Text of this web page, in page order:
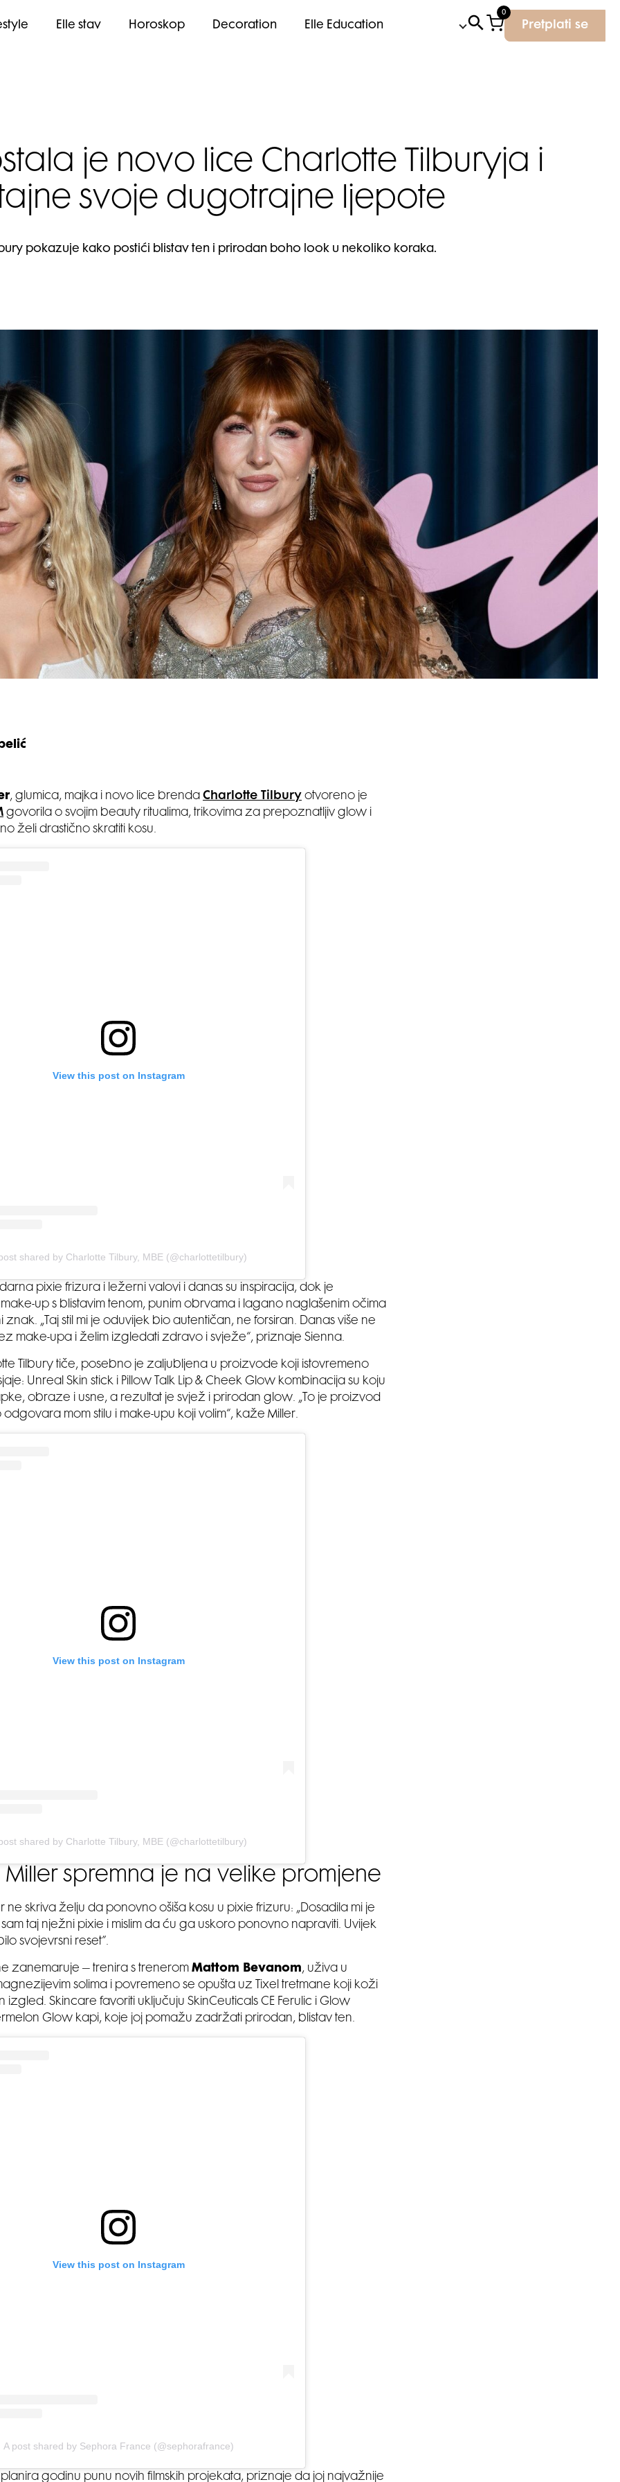
Elle stav Horoskop Decoration Elle Education
0
Pretplati se
je novo lice Charlotte Tilburyja i
svoje dugotrajne ljepote
pokazuje kako postići blistav ten i prirodan boho look u nekoliko koraka.
, glumica, majka i novo lice brenda Charlotte Tilbury otvoreno je
govorila o svojim beauty ritualima, trikovima za prepoznatljiv glow i
želi drastično skratiti kosu.
View this post on Instagram
shared by Charlotte Tilbury, MBE (@charlottetilbury)
pixie frizura i ležerni valovi i danas su inspiracija, dok je
make-up s blistavim tenom, punim obrvama i lagano naglašenim očima
znak. „Taj stil mi je oduvijek bio autentičan, ne forsiran. Danas više ne
make-upa i želim izgledati zdravo i svježe“, priznaje Sienna.
Tilbury tiče, posebno je zaljubljena u proizvode koji istovremeno
Unreal Skin stick i Pillow Talk Lip & Cheek Glow kombinacija su koju
obraze i usne, a rezultat je svjež i prirodan glow. „To je proizvod
odgovara mom stilu i make-upu koji volim“, kaže Miller.
View this post on Instagram
shared by Charlotte Tilbury, MBE (@charlottetilbury)
Miller spremna je na velike promjene
ne skriva želju da ponovno ošiša kosu u pixie frizuru: „Dosadila mi je
taj nježni pixie i mislim da ću ga uskoro ponovno napraviti. Uvijek
svojevrsni reset”.
zanemaruje – trenira s trenerom Mattom Bevanom, uživa u
solima i povremeno se opušta uz Tixel tretmane koji koži
izgled. Skincare favoriti uključuju SkinCeuticals CE Ferulic i Glow
Glow kapi, koje joj pomažu zadržati prirodan, blistav ten.
View this post on Instagram
A post shared by Sephora France (@sephorafrance)
godinu punu novih filmskih projekata, priznaje da joj najvažnije